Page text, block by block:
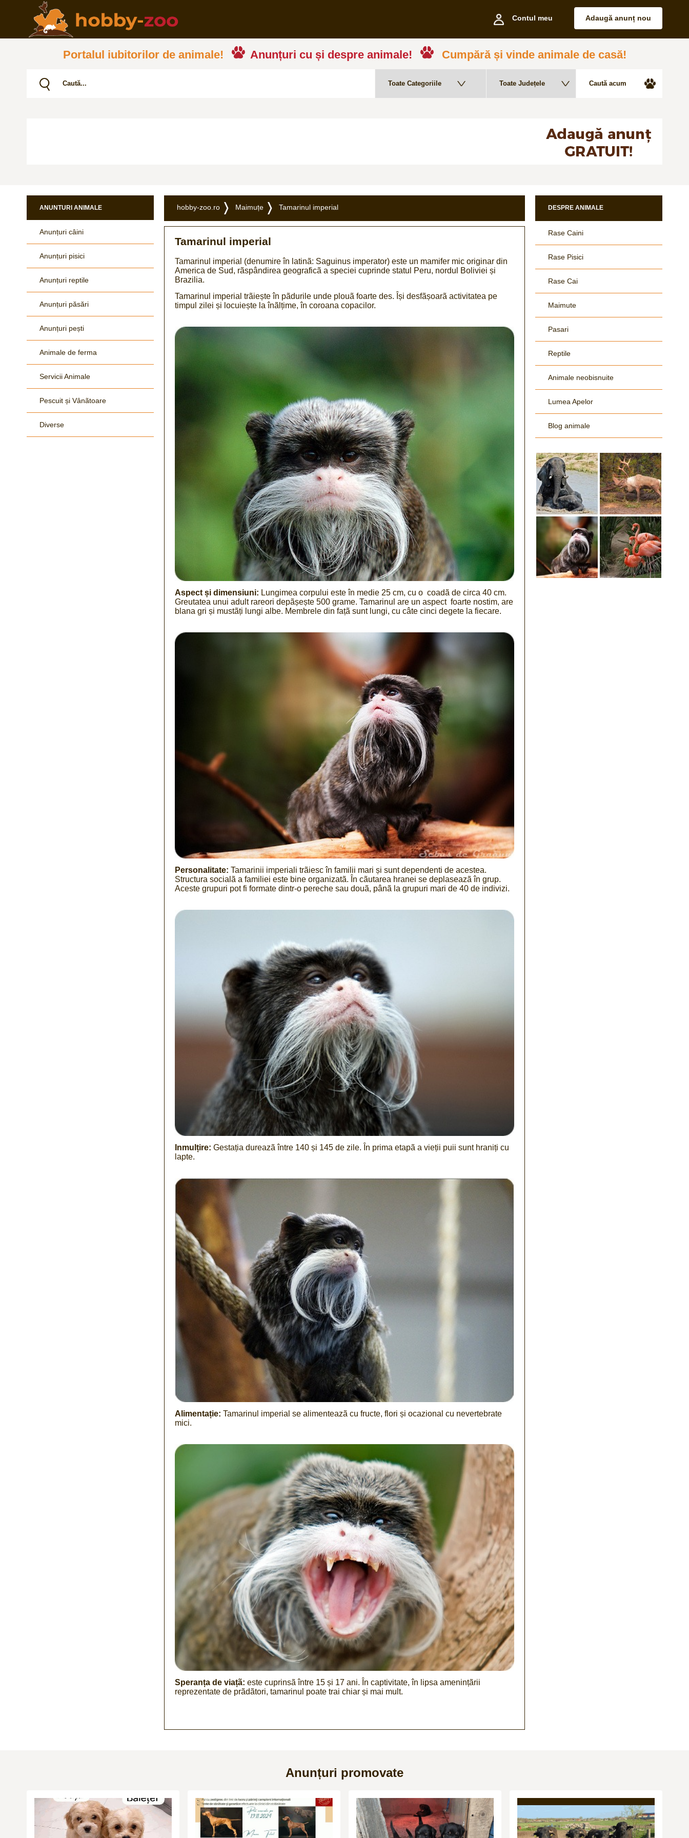
Contul meu Adaugă anunț nou
Portalul iubitorilor de animale! Anunțuri cu și despre animale! Cumpără și vinde animale de casă!
ANUNTURI ANIMALE
Anunțuri câini
Anunțuri pisici
Anunțuri reptile
Anunțuri păsări
Anunțuri pești
Animale de ferma
Servicii Animale
Pescuit și Vânãtoare
Diverse
hobby-zoo.ro Maimuțe Tamarinul imperial
Tamarinul imperial
Tamarinul imperial (denumire în latinã: Saguinus imperator) este un mamifer mic originar din
America de Sud, rãspândirea geograficã a speciei cuprinde statul Peru, nordul Boliviei și
Brazilia.
Tamarinul imperial trãiește în pãdurile unde plouã foarte des. Își desfãșoarã activitatea pe
timpul zilei și locuiește la înãlțime, în coroana copacilor.
Aspect și dimensiuni: Lungimea corpului este în medie 25 cm, cu o coadã de circa 40 cm.
Greutatea unui adult rareori depãșește 500 grame. Tamarinul are un aspect foarte nostim, are
blana gri și mustãți lungi albe. Membrele din fațã sunt lungi, cu câte cinci degete la fiecare.
Personalitate: Tamarinii imperiali trãiesc în familii mari și sunt dependenti de acestea.
Structura socialã a familiei este bine organizatã. În cãutarea hranei se deplaseazã în grup.
Aceste grupuri pot fi formate dintr-o pereche sau douã, pânã la grupuri mari de 40 de indivizi.
Inmulțire: Gestația dureazã între 140 și 145 de zile. În prima etapã a vieții puii sunt hraniți cu
lapte.
Alimentație: Tamarinul imperial se alimenteazã cu fructe, flori și ocazional cu nevertebrate
mici.
Speranța de viațã: este cuprinsã între 15 și 17 ani. În captivitate, în lipsa amenințãrii
reprezentate de prãdãtori, tamarinul poate trai chiar și mai mult.
DESPRE ANIMALE
Rase Caini
Rase Pisici
Rase Cai
Maimute
Pasari
Reptile
Animale neobisnuite
Lumea Apelor
Blog animale
Anunțuri promovate